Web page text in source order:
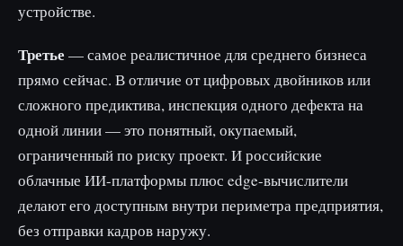
устройстве.
Третье — самое реалистичное для среднего бизнеса
прямо сейчас. В отличие от цифровых двойников или
сложного предиктива, инспекция одного дефекта на
одной линии — это понятный, окупаемый,
ограниченный по риску проект. И российские
облачные ИИ-платформы плюс edge-вычислители
делают его доступным внутри периметра предприятия,
без отправки кадров наружу.